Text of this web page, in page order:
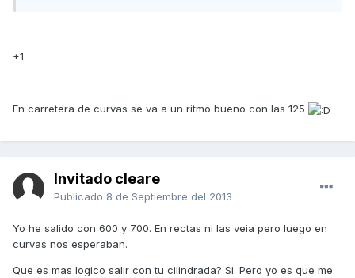
+1
En carretera de curvas se va a un ritmo bueno con las 125
Invitado cleare
Publicado 8 de Septiembre del 2013
Yo he salido con 600 y 700. En rectas ni las veia pero luego en
curvas nos esperaban.
Que es mas logico salir con tu cilindrada? Si. Pero yo es que me